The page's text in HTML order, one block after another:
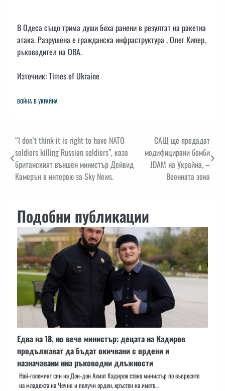
В Одеса също трима души бяха ранени в резултат на ракетна
атака. Разрушена е гражданска инфраструктура , Олег Кипер,
ръководител на ОВА.
Източник: Times of Ukraine
ВОЙНА В УКРАЙНА
Навигация
“I don’t think it is right to have NATO
soldiers killing Russian soldiers”, каза
британският външен министър Дейвид
Камерън в интервю за Sky News.
САЩ ще предадат
модифицирани бомби
JDAM на Украйна, –
Военната зона
Подобни публикации
Едва на 18, но вече министър: децата на Кадиров
продължават да бъдат окичвани с ордени и
назначавани нна ръководни длъжности
Най-големият син на Дон-дон Ахмат Кадиров стана министър по въпросите
на младежта на Чечня и получи орден, кръстен на името…